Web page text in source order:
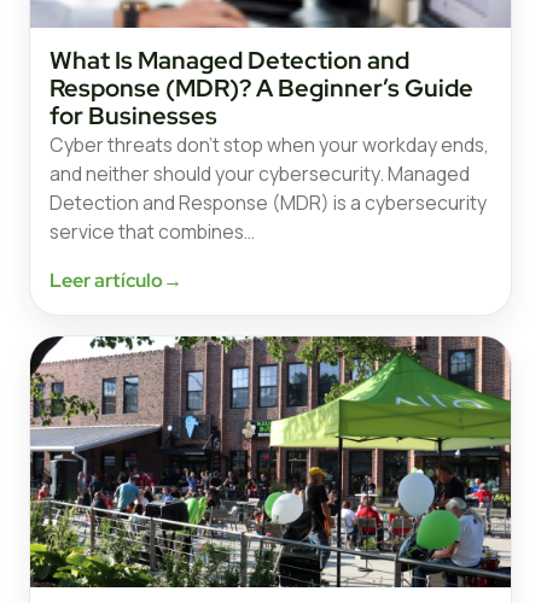
What Is Managed Detection and
Response (MDR)? A Beginner’s Guide
for Businesses
Cyber threats don’t stop when your workday ends,
and neither should your cybersecurity. Managed
Detection and Response (MDR) is a cybersecurity
service that combines…
Leer artículo→